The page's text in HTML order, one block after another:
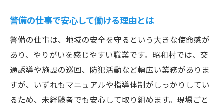
警備の仕事で安心して働ける理由とは
警備の仕事は、地域の安全を守るという大きな使命感が
あり、やりがいを感じやすい職業です。昭和村では、交
通誘導や施設の巡回、防犯活動など幅広い業務がありま
すが、いずれもマニュアルや指導体制がしっかりしてい
るため、未経験者でも安心して取り組めます。現場ごと